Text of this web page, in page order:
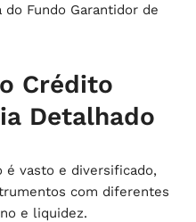
Fundo Garantidor de
Crédito
Detalhado
é vasto e diversificado,
com diferentes
e liquidez.